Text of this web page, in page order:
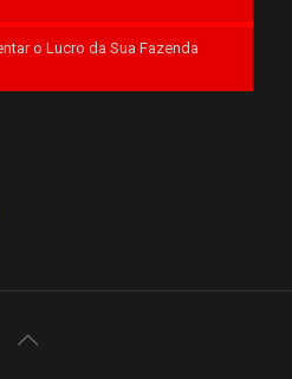
o Lucro da Sua Fazenda